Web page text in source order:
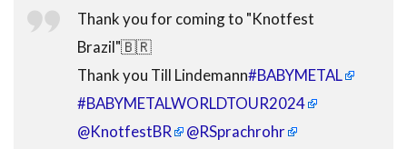
Thank you for coming to "Knotfest
Brazil"🇧🇷
Thank you Till Lindemann#BABYMETAL
#BABYMETALWORLDTOUR2024
@KnotfestBR
@RSprachrohr